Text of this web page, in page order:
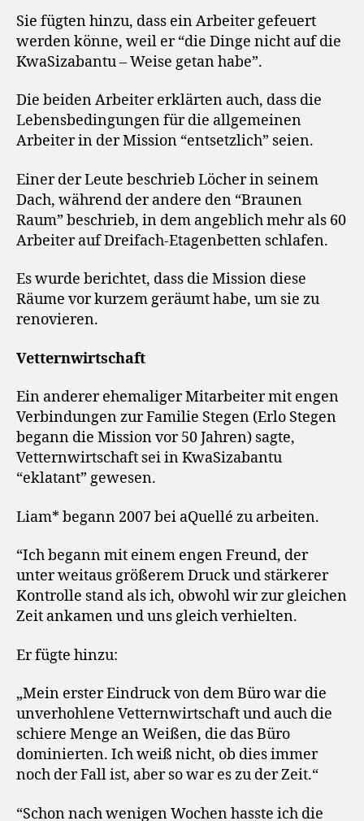
Sie fügten hinzu, dass ein Arbeiter gefeuert
werden könne, weil er “die Dinge nicht auf die
KwaSizabantu – Weise getan habe”.
Die beiden Arbeiter erklärten auch, dass die
Lebensbedingungen für die allgemeinen
Arbeiter in der Mission “entsetzlich” seien.
Einer der Leute beschrieb Löcher in seinem
Dach, während der andere den “Braunen
Raum” beschrieb, in dem angeblich mehr als 60
Arbeiter auf Dreifach-Etagenbetten schlafen.
Es wurde berichtet, dass die Mission diese
Räume vor kurzem geräumt habe, um sie zu
renovieren.
Vetternwirtschaft
Ein anderer ehemaliger Mitarbeiter mit engen
Verbindungen zur Familie Stegen (Erlo Stegen
begann die Mission vor 50 Jahren) sagte,
Vetternwirtschaft sei in KwaSizabantu
“eklatant” gewesen.
Liam* begann 2007 bei aQuellé zu arbeiten.
“Ich begann mit einem engen Freund, der
unter weitaus größerem Druck und stärkerer
Kontrolle stand als ich, obwohl wir zur gleichen
Zeit ankamen und uns gleich verhielten.
Er fügte hinzu:
„Mein erster Eindruck von dem Büro war die
unverhohlene Vetternwirtschaft und auch die
schiere Menge an Weißen, die das Büro
dominierten. Ich weiß nicht, ob dies immer
noch der Fall ist, aber so war es zu der Zeit.“
“Schon nach wenigen Wochen hasste ich die